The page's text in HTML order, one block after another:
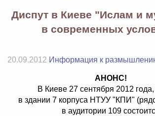
Диспут в Киеве "Ислам и
в современных
20.09.2012 Информация к
АНОНС!
В Киеве 27 сентября 2012
в здании 7 корпуса НТУУ "КПИ"
в аудитории 109